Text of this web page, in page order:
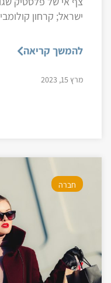
ישראל; קרחון
להמשך קריאה
מרץ 15, 2023
חברה